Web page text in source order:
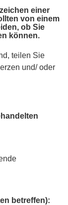
einer
von einem
ob Sie
können.
teilen Sie
und/ oder
betreffen):